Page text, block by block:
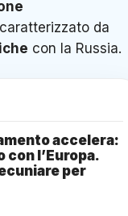
da
con la Russia.
accelera:
l’Europa.
per